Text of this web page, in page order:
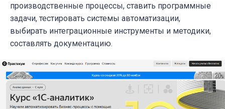
производственные процессы, ставить программные
задачи, тестировать системы автоматизации,
выбирать интеграционные инструменты и методики,
составлять документацию.